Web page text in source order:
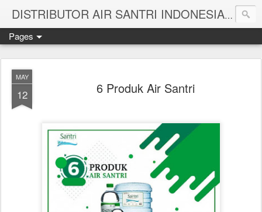
DISTRIBUTOR AIR SANTRI INDONESIA
Pages
MAY
12 6 Produk Air Santri